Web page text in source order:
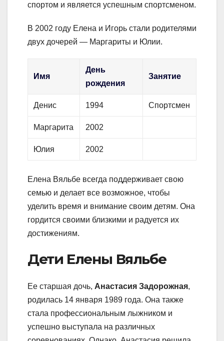
спортом и является успешным спортсменом.
В 2002 году Елена и Игорь стали родителями
двух дочерей — Маргариты и Юлии.
Имя
День
рождения
Занятие
Денис 1994 Спортсмен
Маргарита 2002
Юлия 2002
Елена Вяльбе всегда поддерживает свою
семью и делает все возможное, чтобы
уделить время и внимание своим детям. Она
гордится своими близкими и радуется их
достижениям.
Дети Елены Вяльбе
Ее старшая дочь, Анастасия Задорожная,
родилась 14 января 1989 года. Она также
стала профессиональным лыжником и
успешно выступала на различных